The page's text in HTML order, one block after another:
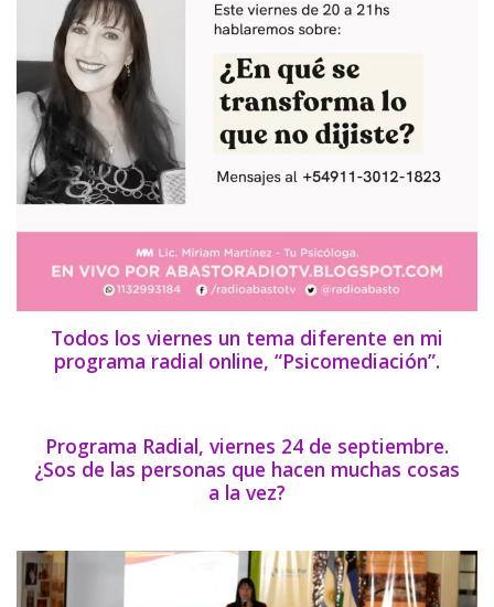
Todos los viernes un tema diferente en mi
programa radial online, “Psicomediación”.
Programa Radial, viernes 24 de septiembre.
¿Sos de las personas que hacen muchas cosas
a la vez?